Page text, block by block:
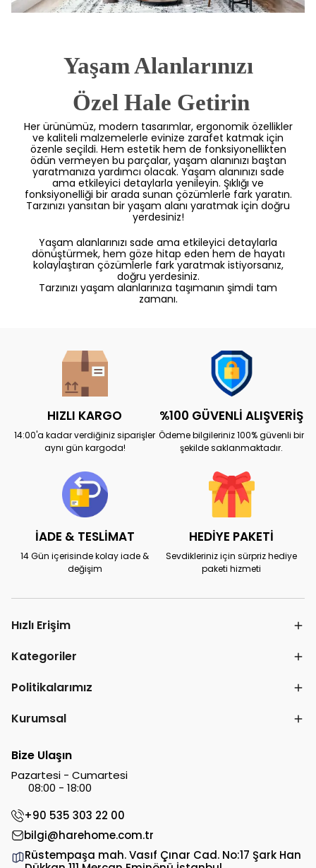
Yaşam Alanlarınızı
Özel Hale Getirin
Her ürünümüz, modern tasarımlar, ergonomik özellikler
ve kaliteli malzemelerle evinize zarafet katmak için
özenle seçildi. Hem estetik hem de fonksiyonellikten
ödün vermeyen bu parçalar, yaşam alanınızı baştan
yaratmanıza yardımcı olacak. Yaşam alanınızı sade
ama etkileyici detaylarla yenileyin. Şıklığı ve
fonksiyonelliği bir arada sunan çözümlerle fark yaratın.
Tarzınızı yansıtan bir yaşam alanı yaratmak için doğru
yerdesiniz!
Yaşam alanlarınızı sade ama etkileyici detaylarla
dönüştürmek, hem göze hitap eden hem de hayatı
kolaylaştıran çözümlerle fark yaratmak istiyorsanız,
doğru yerdesiniz.
Tarzınızı yaşam alanlarınıza taşımanın şimdi tam
zamanı.
HIZLI KARGO
14:00'a kadar verdiğiniz siparişler
aynı gün kargoda!
%100 GÜVENLİ ALIŞVERİŞ
Ödeme bilgileriniz 100% güvenli bir
şekilde saklanmaktadır.
İADE & TESLİMAT
14 Gün içerisinde kolay iade &
değişim
HEDİYE PAKETİ
Sevdikleriniz için sürpriz hediye
paketi hizmeti
Hızlı Erişim
Kategoriler
Politikalarımız
Kurumsal
Bize Ulaşın
Pazartesi - Cumartesi
08:00 - 18:00
+90 535 303 22 00
bilgi@harehome.com.tr
Rüstempaşa mah. Vasıf Çınar Cad. No:17 Şark Han